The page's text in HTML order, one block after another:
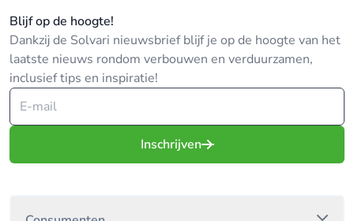
Blijf op de hoogte!
Dankzij de Solvari nieuwsbrief blijf je op de hoogte van het
laatste nieuws rondom verbouwen en verduurzamen,
inclusief tips en inspiratie!
Inschrijven